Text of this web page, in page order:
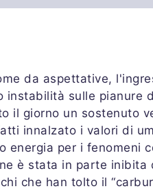
da aspettative,
sulle pianure
il giorno un sostenuto
innalzato i valori di
energia per i fenomeni
è stata in parte inibita
che han tolto il